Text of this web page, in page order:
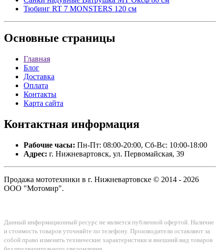
Тюбинг RT 7 MONSTERS 120 см
Основные страницы
Главная
Блог
Доставка
Оплата
Контакты
Карта сайта
Контактная информация
Рабочие часы: Пн-Пт: 08:00-20:00, Сб-Вс: 10:00-18:00
Адрес: г. Нижневартовск, ул. Первомайская, 39
Продажа мототехники в г. Нижневартовске © 2014 - 2026
ООО "Мотомир".
Данный информационный ресурс не является публичной офертой. Наличие
и стоимость товаров уточняйте по телефону. Производители оставляют за
собой право изменять технические характеристики и внешний вид товаров